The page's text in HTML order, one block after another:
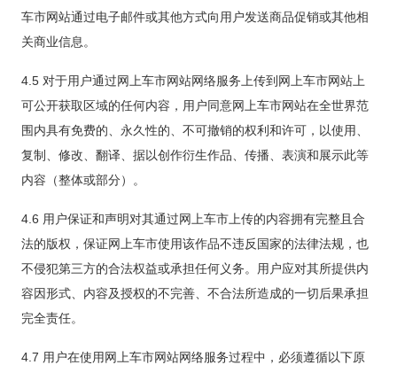
车市网站通过电子邮件或其他方式向用户发送商品促销或其他相
关商业信息。
4.5 对于用户通过网上车市网站网络服务上传到网上车市网站上
可公开获取区域的任何内容，用户同意网上车市网站在全世界范
围内具有免费的、永久性的、不可撤销的权利和许可，以使用、
复制、修改、翻译、据以创作衍生作品、传播、表演和展示此等
内容（整体或部分）。
4.6 用户保证和声明对其通过网上车市上传的内容拥有完整且合
法的版权，保证网上车市使用该作品不违反国家的法律法规，也
不侵犯第三方的合法权益或承担任何义务。用户应对其所提供内
容因形式、内容及授权的不完善、不合法所造成的一切后果承担
完全责任。
4.7 用户在使用网上车市网站网络服务过程中，必须遵循以下原